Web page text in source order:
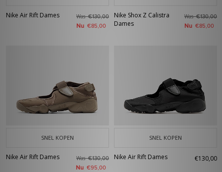
Nike Air Rift Dames Was€130,00
Nu €85,00
Nike Shox Z Calistra
Dames
Was€130,00
Nu €85,00
SNEL KOPEN
Nike Air Rift Dames Was€130,00
Nu €95,00
SNEL KOPEN
Nike Air Rift Dames €130,00